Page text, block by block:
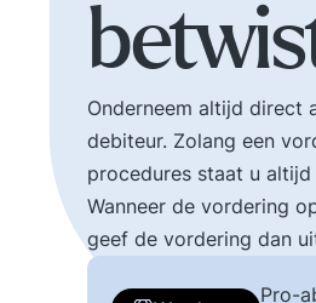
prestige. Tips en
ideeen voor goed
bestuur.
Onderneem altijd direct
debiteur. Zolang een
procedures staat u
Wanneer de vordering
geef de vordering dan
Pro-